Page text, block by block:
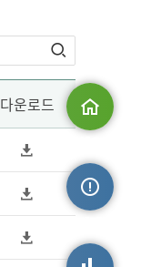
맵
다운로드